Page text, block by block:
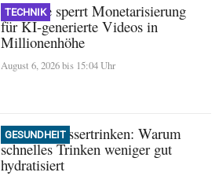
TECHNIK
YouTube sperrt Monetarisierung
für KI-generierte Videos in
Millionenhöhe
August 6, 2026 bis 15:04 Uhr
GESUNDHEIT
Mythos Wassertrinken: Warum
schnelles Trinken weniger gut
hydratisiert